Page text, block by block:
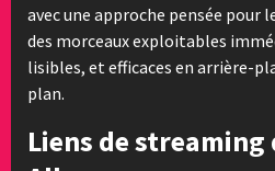
avec une approche pensée pour
des morceaux exploitables
lisibles, et efficaces en arrière-
plan.
Liens de streaming